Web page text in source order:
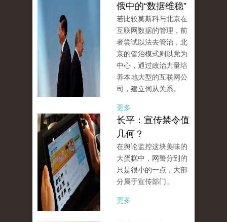
俄中的“数据维稳”
若比较莫斯科与北京在
互联网数据的管理，前
者尝试以法去管治，北
京的管治模式则以党为
中心，通过政治力量培
养本地大型的互联网公
司，建立伺从关系。
更多
长平：宣传禁令值
几何？
在舆论监控这块美味的
大蛋糕中，网警分到的
只是很小的一点，大部
分属于宣传部门。
更多